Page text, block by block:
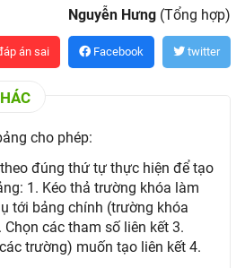
Nguyễn Hưng (Tổng hợp)
án sai Facebook twitter
cho phép:
đúng thứ tự thực hiện để tạo
1. Kéo thả trường khóa làm
tới bảng chính (trường khóa
các tham số liên kết 3.
trường) muốn tạo liên kết 4.